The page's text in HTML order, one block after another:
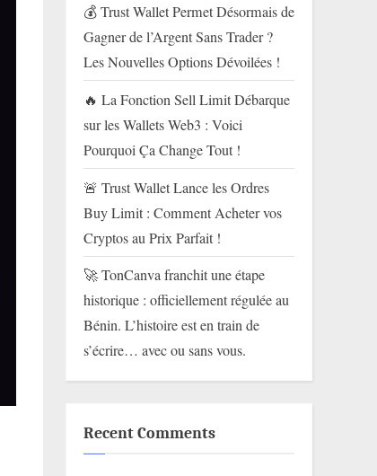
💰 Trust Wallet Permet Désormais de
Gagner de l’Argent Sans Trader ?
Les Nouvelles Options Dévoilées !
🔥 La Fonction Sell Limit Débarque
sur les Wallets Web3 : Voici
Pourquoi Ça Change Tout !
🚨 Trust Wallet Lance les Ordres
Buy Limit : Comment Acheter vos
Cryptos au Prix Parfait !
🚀 TonCanva franchit une étape
historique : officiellement régulée au
Bénin. L’histoire est en train de
s’écrire… avec ou sans vous.
Recent Comments